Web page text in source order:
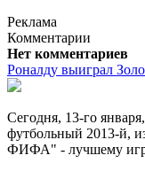
Реклама
Комментарии
Нет комментариев
Роналду выиграл
Сегодня, 13-го
футбольный 2013-й,
ФИФА" - лучшему